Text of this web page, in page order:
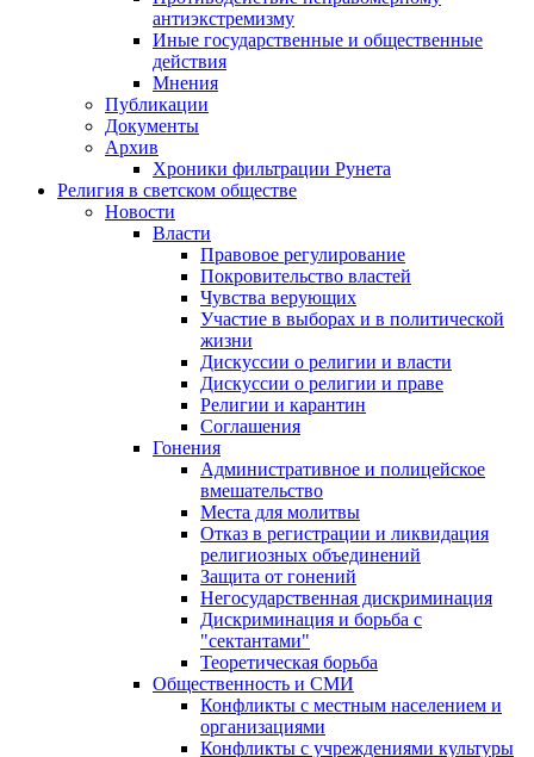
антиэкстремизму
Иные государственные и общественные
действия
Мнения
Публикации
Документы
Архив
Хроники фильтрации Рунета
Религия в светском обществе
Новости
Власти
Правовое регулирование
Покровительство властей
Чувства верующих
Участие в выборах и в политической
жизни
Дискуссии о религии и власти
Дискуссии о религии и праве
Религии и карантин
Соглашения
Гонения
Административное и полицейское
вмешательство
Места для молитвы
Отказ в регистрации и ликвидация
религиозных объединений
Защита от гонений
Негосударственная дискриминация
Дискриминация и борьба с
"сектантами"
Теоретическая борьба
Общественность и СМИ
Конфликты с местным населением и
организациями
Конфликты с учреждениями культуры